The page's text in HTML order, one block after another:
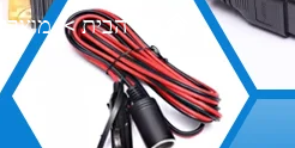
דף הבית>מוצרים